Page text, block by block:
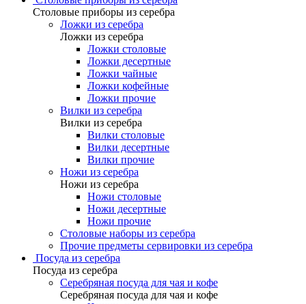
Столовые приборы из серебра
Ложки из серебра
Ложки из серебра
Ложки столовые
Ложки десертные
Ложки чайные
Ложки кофейные
Ложки прочие
Вилки из серебра
Вилки из серебра
Вилки столовые
Вилки десертные
Вилки прочие
Ножи из серебра
Ножи из серебра
Ножи столовые
Ножи десертные
Ножи прочие
Столовые наборы из серебра
Прочие предметы сервировки из серебра
Посуда из серебра
Посуда из серебра
Серебряная посуда для чая и кофе
Серебряная посуда для чая и кофе